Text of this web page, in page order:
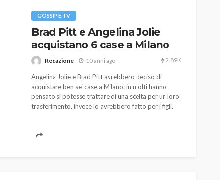
GOSSIP E TV
Brad Pitt e Angelina Jolie
acquistano 6 case a Milano
Redazione 10 anni ago 2.89K
Angelina Jolie e Brad Pitt avrebbero deciso di
acquistare ben sei case a Milano: in molti hanno
pensato si potesse trattare di una scelta per un loro
trasferimento, invece lo avrebbero fatto per i figli.
prato
Davis: tennis mondiale e
passione per
l’automobilismo
abbracciano la stessa causa